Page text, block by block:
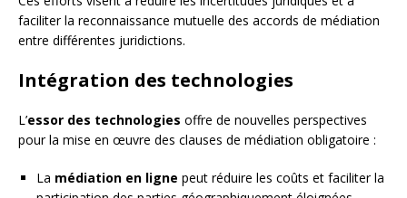
faciliter la reconnaissance mutuelle des accords de médiation
entre différentes juridictions.
Intégration des technologies
L’essor des technologies offre de nouvelles perspectives
pour la mise en œuvre des clauses de médiation obligatoire :
La médiation en ligne peut réduire les coûts et faciliter la